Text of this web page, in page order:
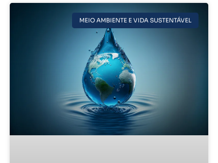
MEIO AMBIENTE E VIDA SUSTENTÁVEL